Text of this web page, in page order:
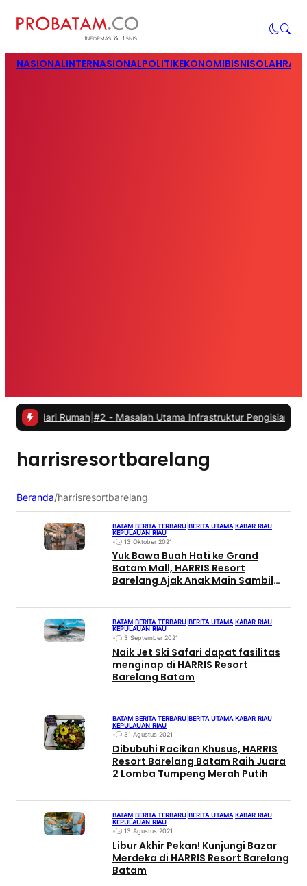
NASIONALINTERNASIONALPOLITIKEKONOMIBISNIS
Rumah| #2 -Masalah Utama Infrastruktur Pengisian Daya
harrisresortbarelang
Beranda/harrisresortbarelang
BATAM BERITA TERBARU BERITA UTAMA KABAR RIAU
KEPULAUAN RIAU
•
13 Oktober 2021
Yuk Bawa Buah Hati ke Grand
Batam Mall, HARRIS Resort
Barelang Ajak Anak Main Sambil
BATAM BERITA TERBARU BERITA UTAMA| KABAR RIAU
KEPULAUAN RIAU
•
3 September 2021
Naik Jet Ski Safari dapat fasilitas
menginap di HARRIS Resort
Barelang Batam
BATAM BERITA TERBARU BERITA UTAMA|KABAR RIAU
KEPULAUAN RIAU
•
31 Agustus 2021
Dibubuhi Racikan Khusus, HARRIS
Resort Barelang Batam Raih Juara
2 Lomba Tumpeng Merah Putih
BATAM BERITA TERBARU BERITA UTAMA KABAR RIAU
KEPULAUAN RIAU
•
13 Agustus 2021
Libur Akhir Pekan! Kunjungi Bazar
Merdeka di HARRIS Resort Barelang
Batam